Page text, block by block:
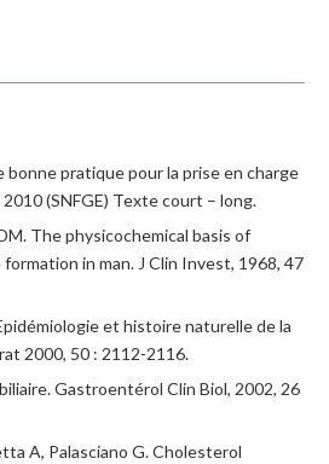
bonne pratique pour la prise en charge
(SNFGE) Texte court – long.
The physicochemical basis of
in man. J Clin Invest, 1968, 47
et histoire naturelle de la
2000, 50 : 2112-2116.
Gastroentérol Clin Biol, 2002, 26
A, Palasciano G. Cholesterol